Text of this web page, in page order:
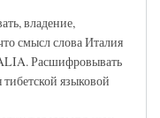
владение,
смысл слова Италия
Расшифровывать
тибетской языковой